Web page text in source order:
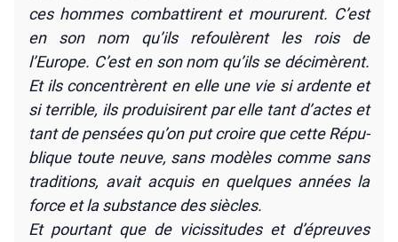
ces hommes com­bat­tirent et mou­rurent. C’est
en son nom qu’ils refou­lèrent les rois de
l’Europe. C’est en son nom qu’ils se déci­mèrent.
Et ils concen­trèrent en elle une vie si ardente et
si ter­rible, ils pro­dui­sirent par elle tant d’actes et
tant de pen­sées qu’on put croire que cette Répu­
blique toute neuve, sans modèles comme sans
tra­di­tions, avait acquis en quelques années la
force et la sub­stance des siècles.
Et pour­tant que de vicis­si­tudes et d’épreuves